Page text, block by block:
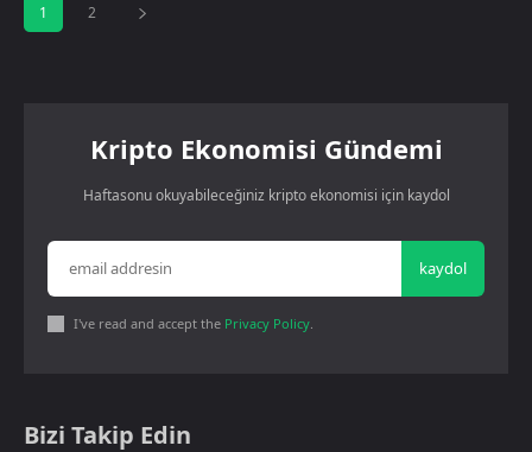
1 2
Kripto Ekonomisi Gündemi
Haftasonu okuyabileceğiniz kripto ekonomisi için kaydol
kaydol
I've read and accept the Privacy Policy
Bizi Takip Edin